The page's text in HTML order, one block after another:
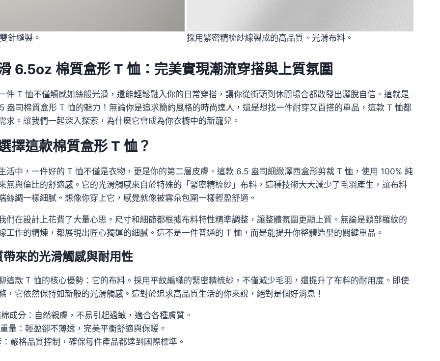
針縫製。 採用緊密精梳紗線製成的高品質、光滑布料。
6.5oz 棉質盒形 T 恤：完美實現潮流穿搭與上質氛圍
件 T 恤不僅觸感如絲般光滑，還能輕鬆融入你的日常穿搭，讓你從街頭到休閒場合都散發出灑脫自信。這就是
盎司棉質盒形 T 恤的魅力！無論你是追求簡約風格的時尚達人，還是想找一件耐穿又百搭的單品，這款 T 恤都
求。讓我們一起深入探索，為什麼它會成為你衣櫥中的新寵兒。
擇這款棉質盒形 T 恤？
活中，一件好的 T 恤不僅是衣物，更是你的第二層皮膚。這款 6.5 盎司細緻澤西盒形剪裁 T 恤，使用 100% 純
無與倫比的舒適感。它的光滑觸感來自於特殊的「緊密精梳紗」布料，這種技術大大減少了毛羽產生，讓布料
絲綢一樣細膩。想像你穿上它，感覺就像被雲朵包圍一樣輕盈舒適。
們在設計上花費了大量心思。尺寸和細節都根據布料特性精準調整，讓整體氛圍更顯上質。無論是頸部羅紋的
工作的精煉，都展現出匠心獨運的細膩。這不是一件普通的 T 恤，而是能提升你整體造型的關鍵單品。
來的光滑觸感與耐用性
這款 T 恤的核心優勢：它的布料。採用平紋編織的緊密精梳紗，不僅減少毛羽，還提升了布料的耐用度。即使
，它依然保持如新般的光滑觸感。這對於追求高品質生活的你來說，絕對是個好消息！
成分：自然親膚，不易引起過敏，適合各種膚質。
量：輕盈卻不薄透，完美平衡舒適與保暖。
嚴格品質控制，確保每件產品都達到國際標準。